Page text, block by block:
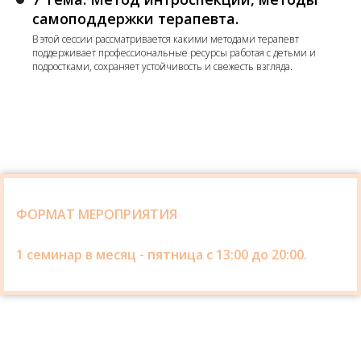
самоподдержки терапевта.
В этой сессии рассматривается какими методами терапевт
поддерживает профессиональные ресурсы работая с детьми и
подростками, сохраняет устойчивость и свежесть взгляда.
ФОРМАТ МЕРОПРИЯТИЯ
1 семинар в месяц - пятница с 13:00 до 20:00.